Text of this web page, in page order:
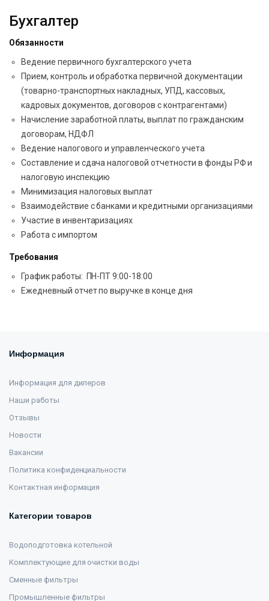
Бухгалтер
Обязанности
Ведение первичного бухгалтерского учета
Прием, контроль и обработка первичной документации
(товарно-транспортных накладных, УПД, кассовых,
кадровых документов, договоров с контрагентами)
Начисление заработной платы, выплат по гражданским
договорам, НДФЛ
Ведение налогового и управленческого учета
Составление и сдача налоговой отчетности в фонды РФ и
налоговую инспекцию
Минимизация налоговых выплат
Взаимодействие с банками и кредитными организациями
Участие в инвентаризациях
Работа с импортом
Требования
График работы: ПН-ПТ 9:00-18:00
Ежедневный отчет по выручке в конце дня
Информация
Информация для дилеров
Наши работы
Отзывы
Новости
Вакансии
Политика конфиденциальности
Контактная информация
Категории товаров
Водоподготовка котельной
Комплектующие для очистки воды
Сменные фильтры
Промышленные фильтры